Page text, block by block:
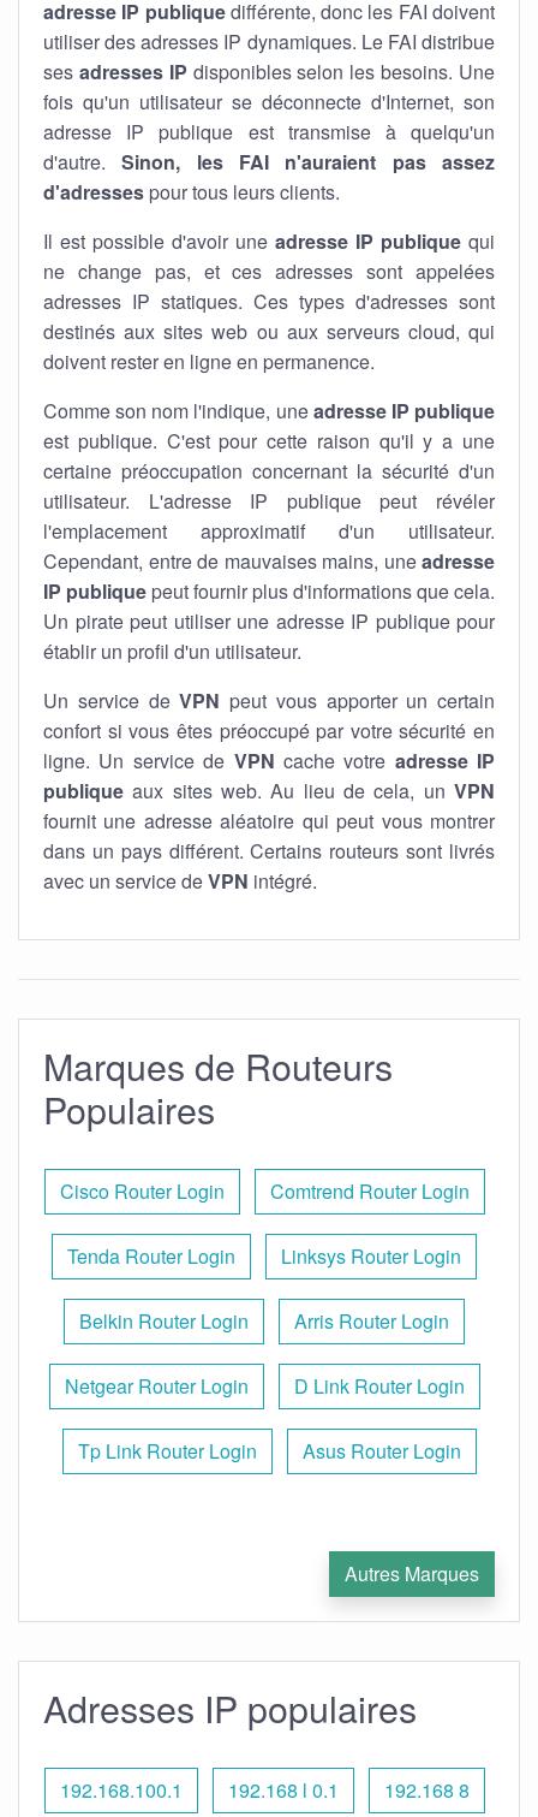
adresse IP publiquedifférente, donc les FAI doivent
utiliser des adresses IP dynamiques. Le FAI distribue
ses adresses IP disponibles selon les besoins. Une
fois qu'un utilisateur se déconnecte d'Internet, son
adresse IP publique est transmise à quelqu'un
d'autre.Sinon, les FAI n'auraient pas assez
d'adresses pour tous leurs clients.
Il est possible d'avoir une adresse IP publique qui
ne change pas, et ces adresses sont appelées
adresses IP statiques. Ces types d'adresses sont
destinés aux sites web ou aux serveurs cloud, qui
doivent rester en ligne en permanence.
Comme son nom l'indique, uneadresse IP publique
est publique. C'est pour cette raison qu'il y a une
certaine préoccupation concernant la sécurité d'un
utilisateur. L'adresse IP publique peut révéler
l'emplacement approximatif d'un utilisateur.
Cependant, entre de mauvaises mains, uneadresse
IP publique peut fournir plus d'informations que cela.
Un pirate peut utiliser une adresse IP publique pour
établir un profil d'un utilisateur.
Un service deVPN peut vous apporter un certain
confort si vous êtes préoccupé par votre sécurité en
ligne. Un service de VPN cache votre adresse IP
publique aux sites web. Au lieu de cela, un VPN
fournit une adresse aléatoire qui peut vous montrer
dans un pays différent. Certains routeurs sont livrés
avec un service deVPN intégré.
Marques de Routeurs
Populaires
Cisco Router Login Comtrend Router Login
Tenda Router Login Linksys Router Login
Belkin Router Login Arris Router Login
Netgear Router Login D Link Router Login
Tp Link Router Login Asus Router Login
Autres Marques
Adresses IP populaires
192.168.100.1 192.168 l 0.1 192.168 8